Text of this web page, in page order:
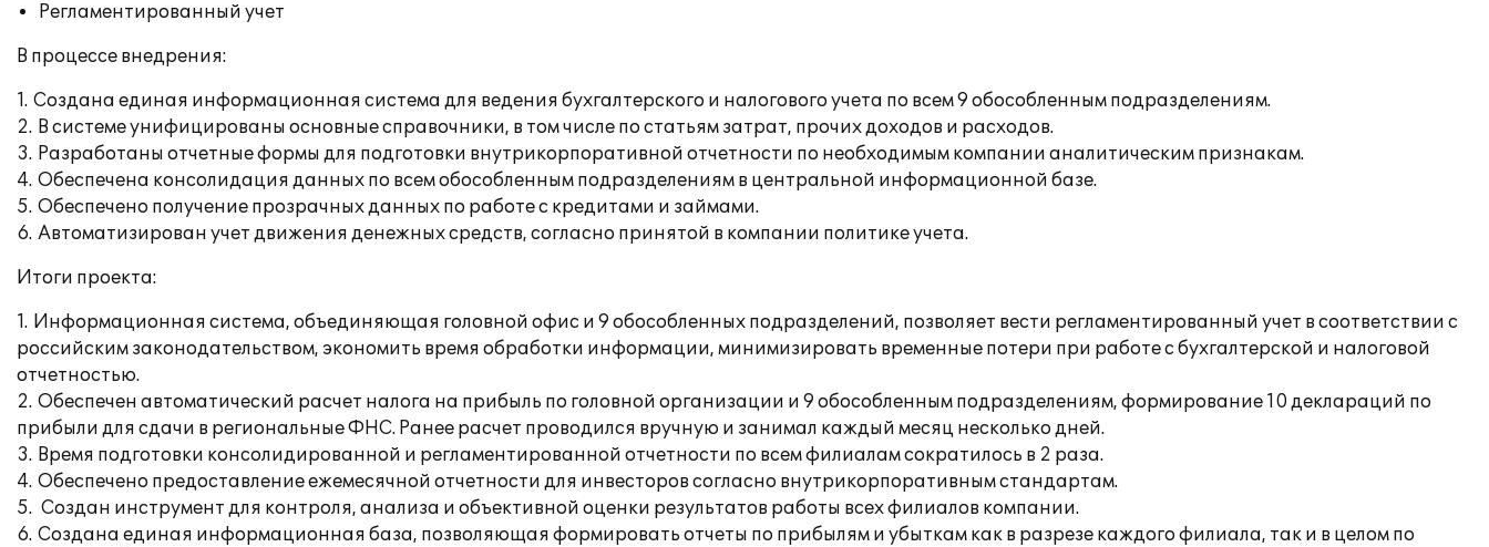
Регламентированный учет
В процессе внедрения:
1. Создана единая информационная система для ведения бухгалтерского и налогового учета по всем 9 обособленным подразделениям.
2. В системе унифицированы основные справочники, в том числе по статьям затрат, прочих доходов и расходов.
3. Разработаны отчетные формы для подготовки внутрикорпоративной отчетности по необходимым компании аналитическим признакам.
4. Обеспечена консолидация данных по всем обособленным подразделениям в центральной информационной базе.
5. Обеспечено получение прозрачных данных по работе с кредитами и займами.
6. Автоматизирован учет движения денежных средств, согласно принятой в компании политике учета.
Итоги проекта:
1. Информационная система, объединяющая головной офис и 9 обособленных подразделений, позволяет вести регламентированный учет в соответствии с
российским законодательством, экономить время обработки информации, минимизировать временные потери при работе с бухгалтерской и налоговой
отчетностью.
2. Обеспечен автоматический расчет налога на прибыль по головной организации и 9 обособленным подразделениям, формирование 10 деклараций по
прибыли для сдачи в региональные ФНС. Ранее расчет проводился вручную и занимал каждый месяц несколько дней.
3. Время подготовки консолидированной и регламентированной отчетности по всем филиалам сократилось в 2 раза.
4. Обеспечено предоставление ежемесячной отчетности для инвесторов согласно внутрикорпоративным стандартам.
5. Создан инструмент для контроля, анализа и объективной оценки результатов работы всех филиалов компании.
6. Создана единая информационная база, позволяющая формировать отчеты по прибылям и убыткам как в разрезе каждого филиала, так и в целом по